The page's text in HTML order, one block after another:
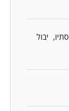
יבול